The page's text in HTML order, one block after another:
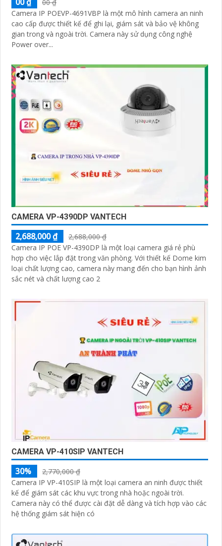
00 ₫
Camera IP POEVP-4691VBP là một mô hình camera an ninh
cao cấp được thiết kế để ghi lại, giám sát và bảo vệ không
gian trong và ngoài trời. Camera này sử dụng công nghệ
Power over...
CAMERA VP-4390DP VANTECH
2,688,000 ₫
2,688,000 ₫
Camera IP POE VP-4390DP là một loại camera giá rẻ phù
hợp cho việc lắp đặt trong văn phòng. Với thiết kế Dome kim
loại chất lượng cao, camera này mang đến cho bạn hình ảnh
sắc nét và chất lượng cao 2
CAMERA VP-410SIP VANTECH
30%
2,770,000 ₫
Camera IP VP-410SIP là một loại camera an ninh được thiết
kế để giám sát các khu vực trong nhà hoặc ngoài trời.
Camera này có thể được cài đặt dễ dàng và tích hợp vào các
hệ thống giám sát hiện có